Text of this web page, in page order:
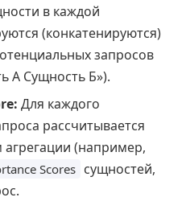
в каждой
(конкатенируются)
запросов
А Сущность Б»).
Для каждого
рассчитывается
агрегации (например,
Scores сущностей,